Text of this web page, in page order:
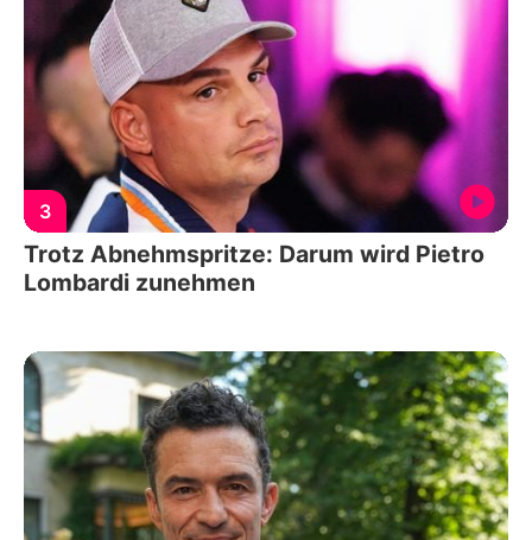
3
Trotz Abnehmspritze: Darum wird Pietro
Lombardi zunehmen